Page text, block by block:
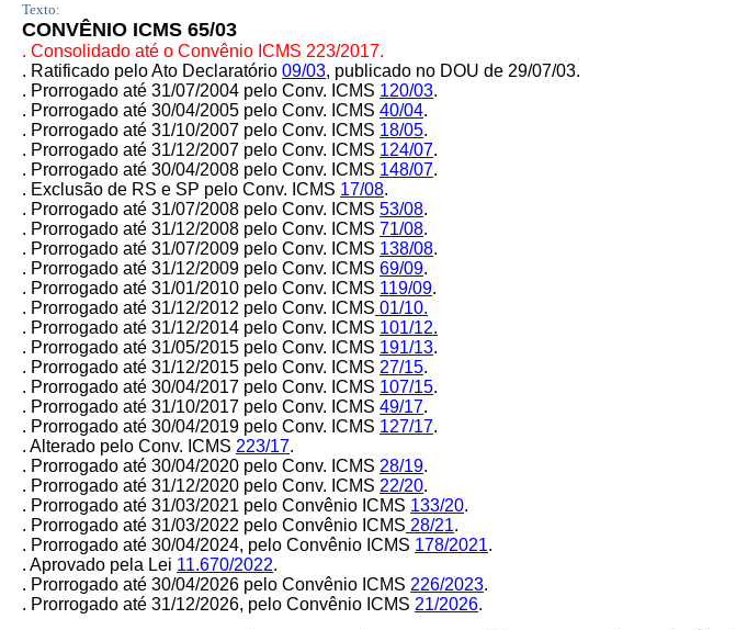
Texto:
CONVÊNIO ICMS 65/03
. Consolidado até o Convênio ICMS 223/2017.
. Ratificado pelo Ato Declaratório 09/03, publicado no DOU de 29/07/03.
. Prorrogado até 31/07/2004 pelo Conv. ICMS 120/03.
. Prorrogado até 30/04/2005 pelo Conv. ICMS 40/04.
. Prorrogado até 31/10/2007 pelo Conv. ICMS 18/05.
. Prorrogado até 31/12/2007 pelo Conv. ICMS 124/07.
. Prorrogado até 30/04/2008 pelo Conv. ICMS 148/07.
. Exclusão de RS e SP pelo Conv. ICMS 17/08.
. Prorrogado até 31/07/2008 pelo Conv. ICMS 53/08.
. Prorrogado até 31/12/2008 pelo Conv. ICMS 71/08.
. Prorrogado até 31/07/2009 pelo Conv. ICMS 138/08.
. Prorrogado até 31/12/2009 pelo Conv. ICMS 69/09.
. Prorrogado até 31/01/2010 pelo Conv. ICMS 119/09.
. Prorrogado até 31/12/2012 pelo Conv. ICMS 01/10.
. Prorrogado até 31/12/2014 pelo Conv. ICMS 101/12.
. Prorrogado até 31/05/2015 pelo Conv. ICMS 191/13.
. Prorrogado até 31/12/2015 pelo Conv. ICMS 27/15.
. Prorrogado até 30/04/2017 pelo Conv. ICMS 107/15.
. Prorrogado até 31/10/2017 pelo Conv. ICMS 49/17.
. Prorrogado até 30/04/2019 pelo Conv. ICMS 127/17.
. Alterado pelo Conv. ICMS 223/17.
. Prorrogado até 30/04/2020 pelo Conv. ICMS 28/19.
. Prorrogado até 31/12/2020 pelo Conv. ICMS 22/20.
. Prorrogado até 31/03/2021 pelo Convênio ICMS 133/20.
. Prorrogado até 31/03/2022 pelo Convênio ICMS 28/21.
. Prorrogado até 30/04/2024, pelo Convênio ICMS 178/2021.
. Aprovado pela Lei 11.670/2022.
. Prorrogado até 30/04/2026 pelo Convênio ICMS 226/2023.
. Prorrogado até 31/12/2026, pelo Convênio ICMS 21/2026.